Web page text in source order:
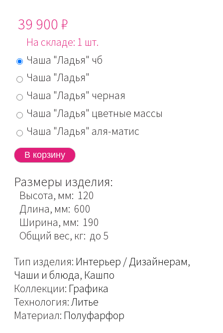
39 900 ₽
На складе: 1 шт.
Чаша "Ладья" чб
Чаша "Ладья"
Чаша "Ладья" черная
Чаша "Ладья" цветные массы
Чаша "Ладья" аля-матис
Размеры изделия:
Высота, мм: 120
Длина, мм: 600
Ширина, мм: 190
Общий вес, кг: до 5
Тип изделия: Интерьер / Дизайнерам,
Чаши и блюда, Кашпо
Коллекции: Графика
Технология:Литье
Материал: Полуфарфор